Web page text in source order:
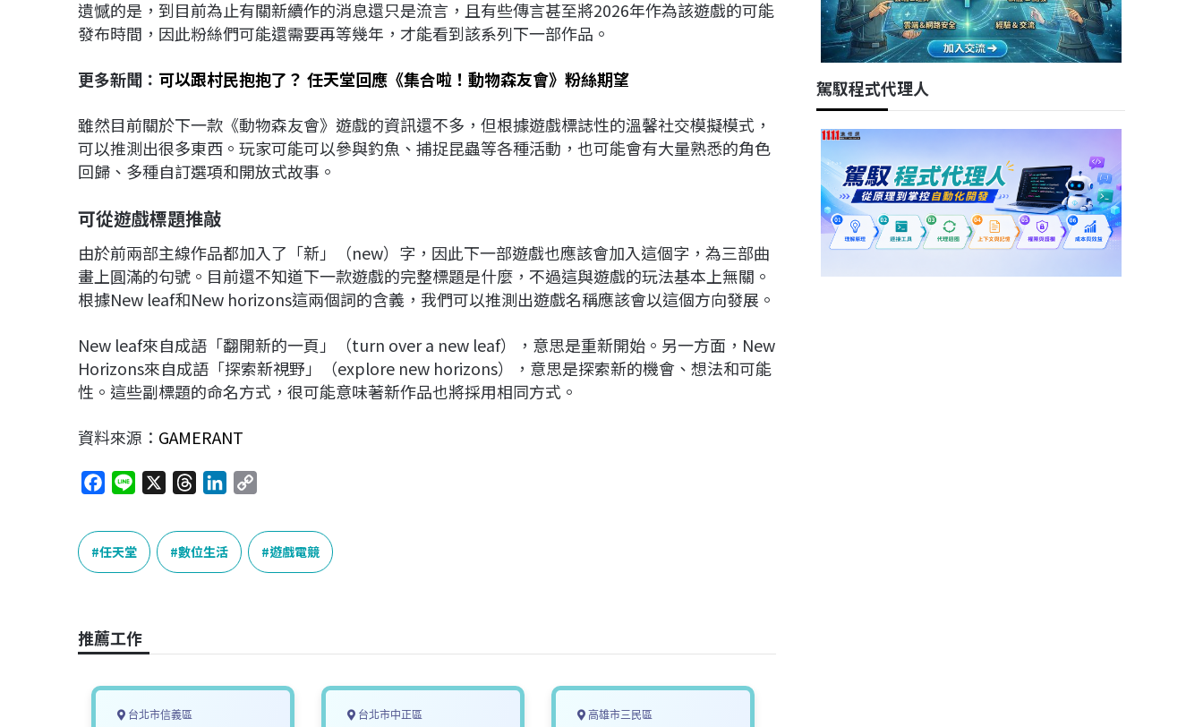
遺憾的是，到目前為止有關新續作的消息還只是流言，且有些傳言甚至將2026年作為該遊戲的可能
發布時間，因此粉絲們可能還需要再等幾年，才能看到該系列下一部作品。
更多新聞： 可以跟村民抱抱了？ 任天堂回應《集合啦！動物森友會》粉絲期望
雖然目前關於下一款《動物森友會》遊戲的資訊還不多，但根據遊戲標誌性的溫馨社交模擬模式，
可以推測出很多東西。玩家可能可以參與釣魚、捕捉昆蟲等各種活動，也可能會有大量熟悉的角色
回歸、多種自訂選項和開放式故事。
可從遊戲標題推敲
由於前兩部主線作品都加入了「新」（new）字，因此下一部遊戲也應該會加入這個字，為三部曲
畫上圓滿的句號。目前還不知道下一款遊戲的完整標題是什麼，不過這與遊戲的玩法基本上無關。
根據New leaf和New horizons這兩個詞的含義，我們可以推測出遊戲名稱應該會以這個方向發展。
New leaf來自成語「翻開新的一頁」（turn over a new leaf），意思是重新開始。另一方面，New
Horizo​​​​ns來自成語「探索新視野」（explore new horizons），意思是探索新的機會、想法和可能
性。這些副標題的命名方式，很可能意味著新作品也將採用相同方式。
資料來源： GAMERANT
c
e
b
k
n
e
r
e
a
n
k
e
p
y
L
任天堂 數位生活 遊戲電競
推薦工作
台北市信義區 台北市中正區 高雄市三民區
駕馭程式代理人